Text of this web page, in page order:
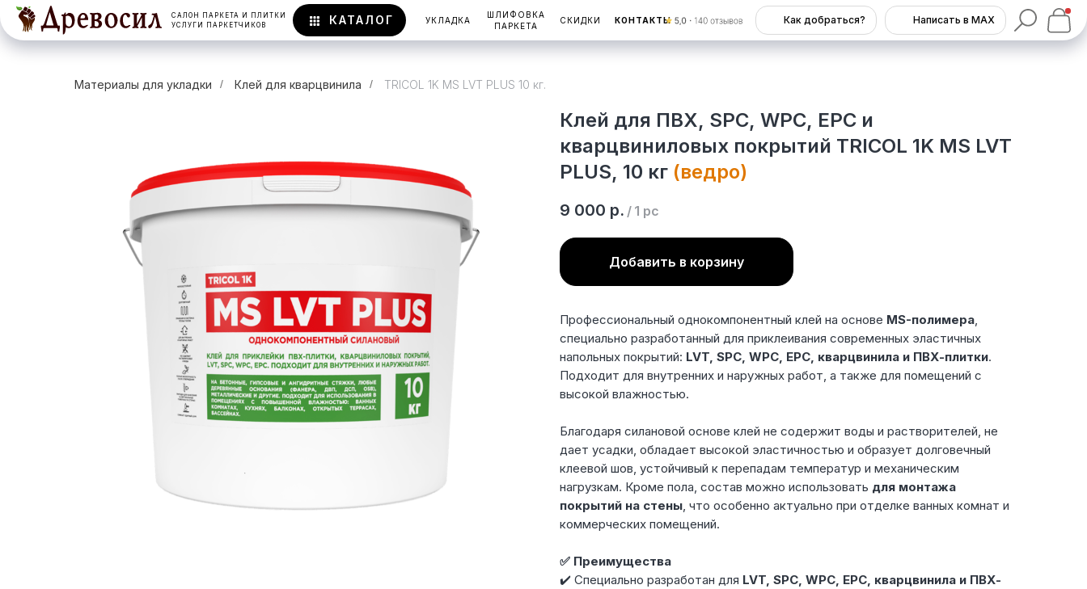
КАТАЛОГ КОНТАКТЫ
УКЛАДКА
ШЛИФОВКА
ПАРКЕТА
СКИДКИ
САЛОН ПАРКЕТА И ПЛИТКИ
УСЛУГИ ПАРКЕТЧИКОВ
Написать в MAX
Как добраться?
Материалы для укладки / Клей для кварцвинила / TRICOL 1K MS LVT PLUS 10 кг.
Клей для ПВХ, SPC, WPC, EPC и
кварцвиниловых покрытий TRICOL 1K MS LVT
PLUS, 10 кг (ведро)
9 000 р. / 1 pc
Добавить в корзину
Профессиональный однокомпонентный клей на основе MS-полимера
специально разработанный для приклеивания современных эластичных
напольных покрытий: LVT, SPC, WPC, EPC, кварцвинила и ПВХ-плитки.
Подходит для внутренних и наружных работ, а также для помещений с
высокой влажностью.
Благодаря силановой основе клей не содержит воды и растворителей, не
дает усадки, обладает высокой эластичностью и образует долговечный
клеевой шов, устойчивый к перепадам температур и механическим
нагрузкам. Кроме пола, состав можно использовать для монтажа
покрытий на стены , что особенно актуально при отделке ванных комнат и
коммерческих помещений.
✅ Преимущества
✔️ Специально разработан для LVT, SPC, WPC, EPC, кварцвинила и ПВХ-